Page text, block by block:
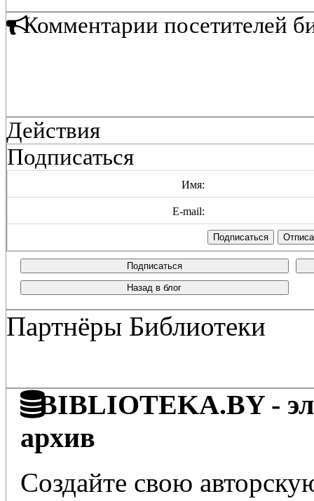
Комментарии посетителей
Действия
Подписаться
Имя:
E-mail:
Подписаться
Назад в блог
Партнёры Библиотеки
BIBLIOTEKA.BY -
архив
Создайте свою